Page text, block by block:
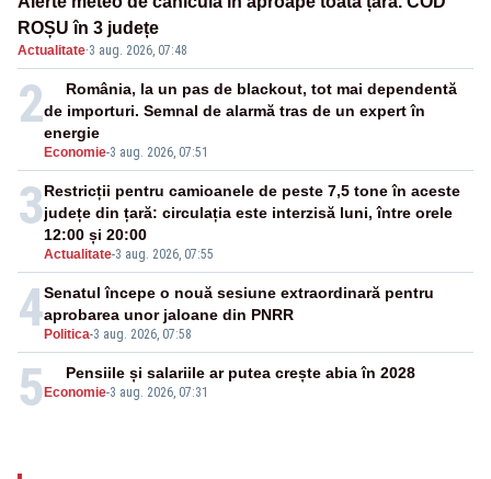
ROȘU în 3 județe
Actualitate·3 aug. 2026, 07:48
2
Economie-3 aug. 2026, 07:51
România, la un pas de blackout, tot mai dependentă
de importuri. Semnal de alarmă tras de un expert în
energie
3
Actualitate-3 aug. 2026, 07:55
Restricții pentru camioanele de peste 7,5 tone în aceste
județe din țară: circulația este interzisă luni, între orele
12:00 și 20:00
4 Politica-3 aug. 2026, 07:58
Senatul începe o nouă sesiune extraordinară pentru
aprobarea unor jaloane din PNRR
5 Economie-3 aug. 2026, 07:31
Pensiile și salariile ar putea crește abia în 2028